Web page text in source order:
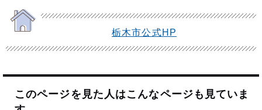
栃木市公式HP
このページを見た人はこんなページも見ていま